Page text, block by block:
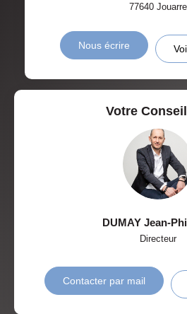
77640 Jouarre
Nous écrire
Votre
DUMAY Jean-
Directeur
Contacter par mail